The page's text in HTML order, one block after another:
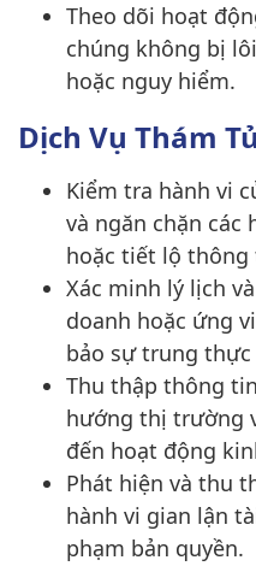
Theo dõi hoạt
chúng không bị
hoặc nguy hiểm.
Dịch Vụ Thám
Kiểm tra hành vi
và ngăn chặn các
hoặc tiết lộ
Xác minh lý lịch
doanh hoặc ứng
bảo sự trung thực
Thu thập thông
hướng thị trường
đến hoạt động
Phát hiện và thu
hành vi gian lận
phạm bản quyền.